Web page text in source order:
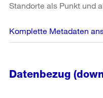
Standorte als Punkt und
Komplette Metadaten
Datenbezug